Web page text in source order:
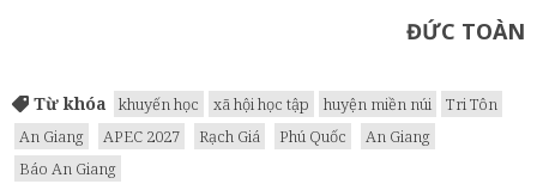
ĐỨC TOÀN
Từ khóa khuyến học xã hội học tập huyện miền núi
Tri Tôn
An Giang
APEC 2027 Rạch Giá Phú Quốc
An Giang
Báo An Giang